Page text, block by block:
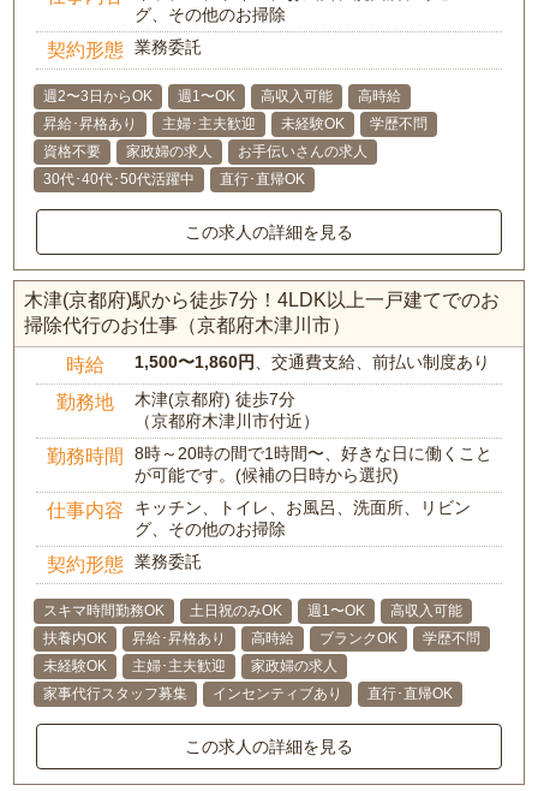
グ、その他のお掃除
契約形態 業務委託
週2〜3日からOK 週1〜OK 高収入可能
高時給
昇給･昇格あり
主婦･主夫歓迎 未経験OK
学歴不問
資格不要
家政婦の求人
お手伝いさんの求人
30代･40代･50代活躍中
直行･直帰OK
この求人の詳細を見る
木津(京都府)駅から徒歩7分！4LDK以上一戸建てでのお
掃除代行のお仕事（京都府木津川市）
時給 1,500〜1,860円 、交通費支給、前払い制度あり
勤務地
木津(京都府) 徒歩7分
（京都府木津川市付近）
勤務時間
8時～20時の間で1時間〜、好きな日に働くこと
が可能です。(候補の日時から選択)
仕事内容
キッチン、トイレ、お風呂、洗面所、リビン
グ、その他のお掃除
契約形態 業務委託
スキマ時間勤務OK 土日祝のみOK 週1〜OK
高収入可能
扶養内OK
昇給･昇格あり 高時給 ブランクOK
学歴不問
未経験OK
主婦･主夫歓迎
家政婦の求人
家事代行スタッフ募集
インセンティブあり 直行･直帰OK
この求人の詳細を見る